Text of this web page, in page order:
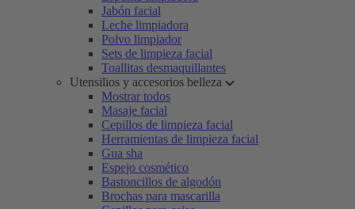
Jabón facial
Leche limpiadora
Polvo limpiador
Sets de limpieza facial
Toallitas desmaquillantes
Utensilios y accesorios belleza
Mostrar todos
Masaje facial
Cepillos de limpieza facial
Herramientas de limpieza facial
Gua sha
Espejo cosmético
Bastoncillos de algodón
Brochas para mascarilla